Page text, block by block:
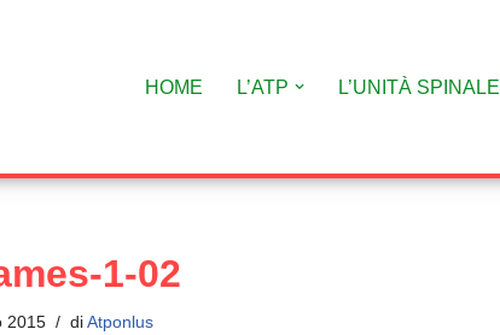
HOME L’ATP L’UNITÀ SPINALE
1-02
2015 diAtponlus